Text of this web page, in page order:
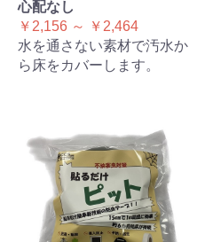
心配なし
￥2,156 ～ ￥2,464
水を通さない素材で汚水か
ら床をカバーします。